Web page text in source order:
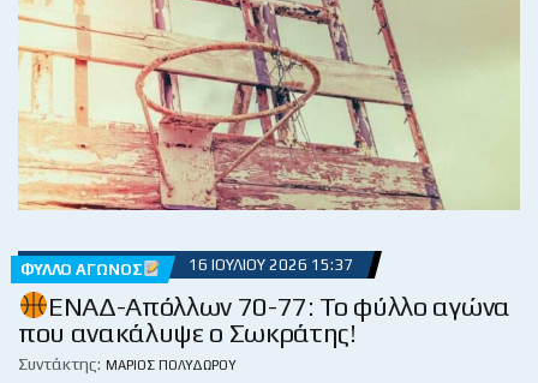
ΦΎΛΛΟ ΑΓΏΝΟΣ 16 ΙΟΥΛΊΟΥ 2026 15:37
ΕΝΑΔ-Απόλλων 70-77: Το φύλλο αγώνα
που ανακάλυψε ο Σωκράτης!
Συντάκτης: ΜΆΡΙΟΣ ΠΟΛΥΔΏΡΟΥ